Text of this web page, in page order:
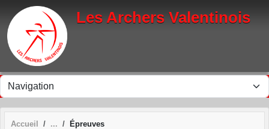
Les Archers Valentinois
Accueil Épreuves
Panneau de gestion des cookies